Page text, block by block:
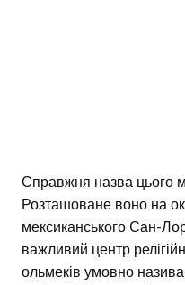
Справжня назва цього
Розташоване воно на
мексиканського Сан-
важливий центр
ольмеків умовно